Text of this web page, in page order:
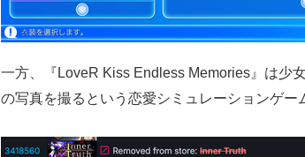
一方、『LoveR Kiss Endless Memories』は少
の写真を撮るという恋愛シミュレーションゲー